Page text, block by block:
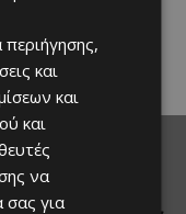
τίτλο στα
Records....
και
και
και
να
σας για